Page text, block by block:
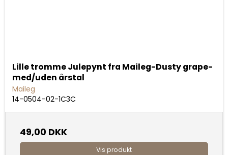
Lille tromme Julepynt fra Maileg-Dusty grape-
med/uden årstal
Maileg
14-0504-02-1C3C
49,00 DKK
Vis produkt